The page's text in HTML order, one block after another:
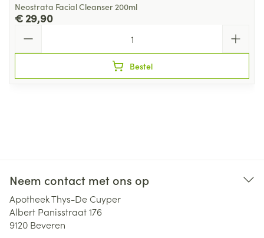
Neostrata Facial Cleanser 200ml
€ 29,90
Bestel
Neem contact met ons op
Apotheek Thys-De Cuyper
Albert Panisstraat 176
9120 Beveren